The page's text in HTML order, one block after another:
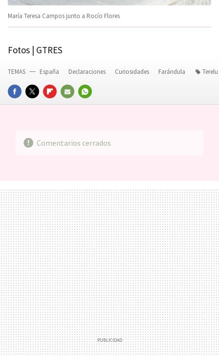
María Teresa Campos junto a Rocío Flores
Fotos | GTRES
FACEBOOKTWITTERFLIPBOARD
E-
WHATSAPP
TEMAS España Declaraciones Curiosidades Farándula
Comentarios cerrados